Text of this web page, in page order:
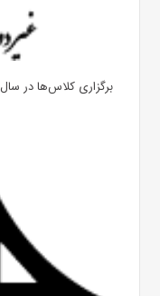
برگزاری کلاس‌ها در سال ۱۴۰۲